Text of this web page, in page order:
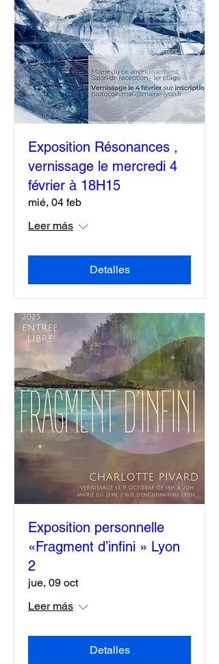
Exposition Résonances ,
vernissage le mercredi 4
février à 18H15
mié, 04 feb
Leer más
Detalles
Exposition personnelle
«Fragment d’infini » Lyon
2
jue, 09 oct
Leer más
Detalles